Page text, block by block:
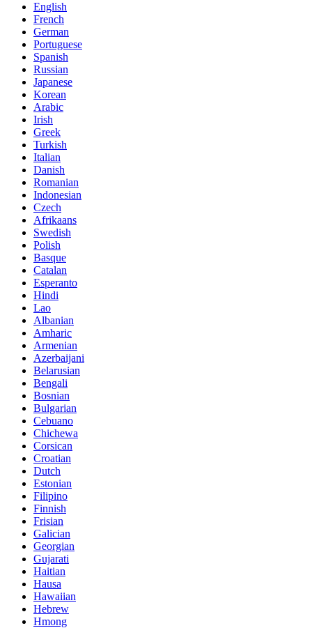
English
French
German
Portuguese
Spanish
Russian
Japanese
Korean
Arabic
Irish
Greek
Turkish
Italian
Danish
Romanian
Indonesian
Czech
Afrikaans
Swedish
Polish
Basque
Catalan
Esperanto
Hindi
Lao
Albanian
Amharic
Armenian
Azerbaijani
Belarusian
Bengali
Bosnian
Bulgarian
Cebuano
Chichewa
Corsican
Croatian
Dutch
Estonian
Filipino
Finnish
Frisian
Galician
Georgian
Gujarati
Haitian
Hausa
Hawaiian
Hebrew
Hmong